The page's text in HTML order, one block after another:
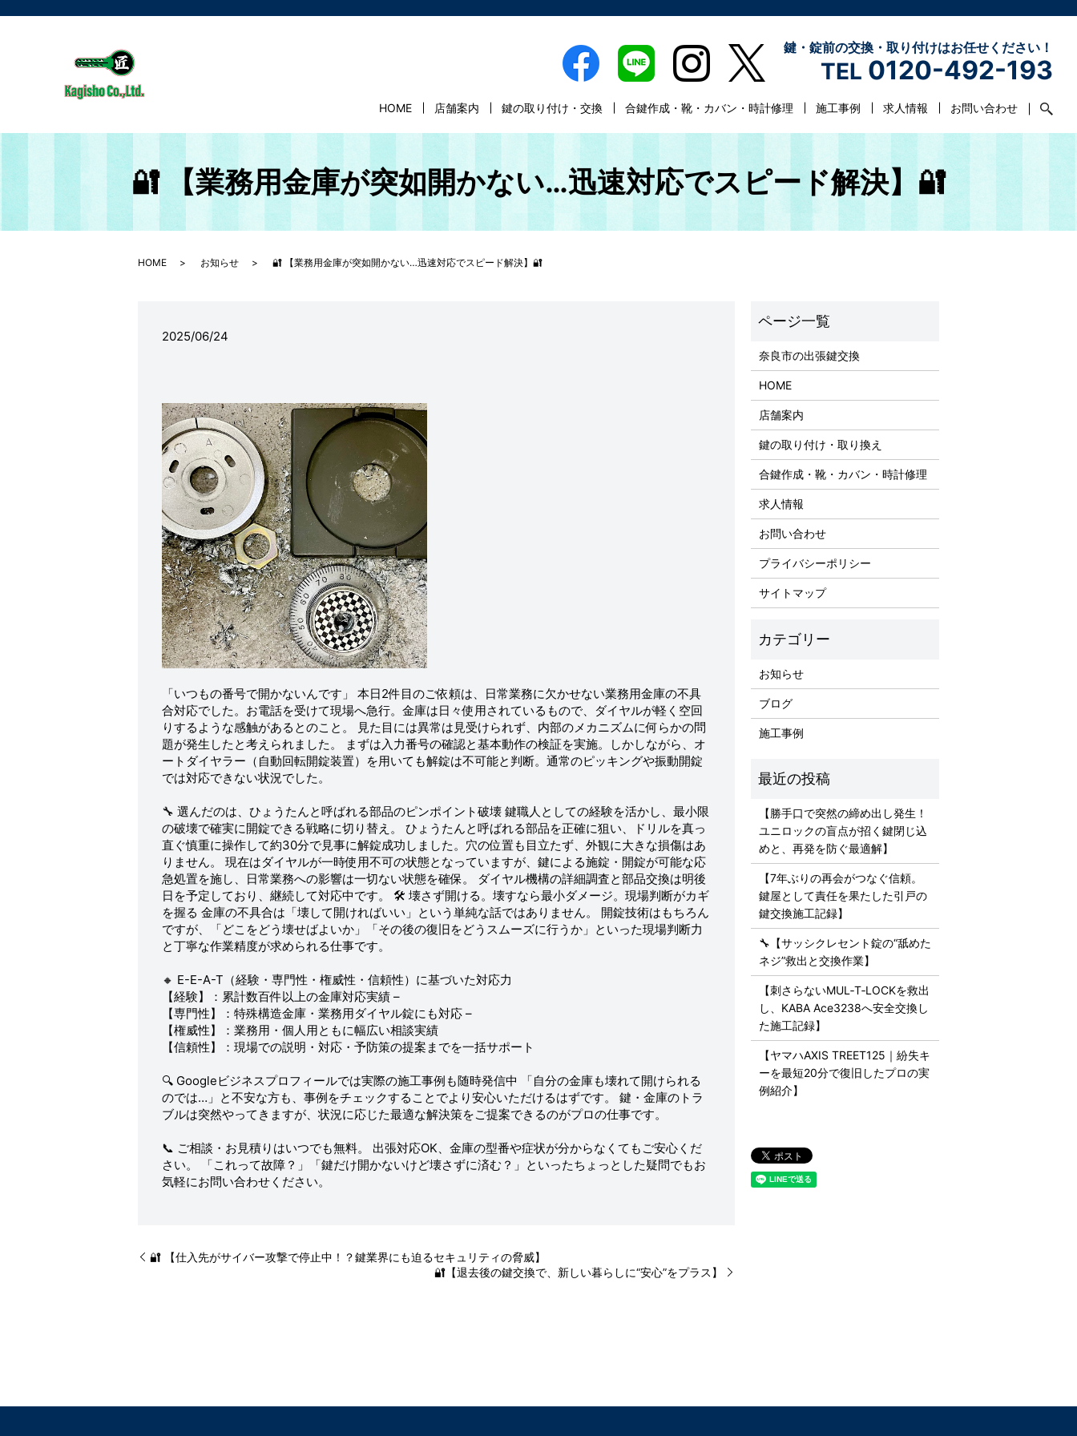
鍵・錠前の交換・取り付けはお任せください！
TEL 0120-492-193
HOME 店舗案内 鍵の取り付け・交換 合鍵作成・靴・カバン・時計修理 施工事例 求人情報 お問い合わせ
🔐 【業務用金庫が突如開かない…迅速対応でスピード解決】🔐
HOME お知らせ 🔐 【業務用金庫が突如開かない…迅速対応でスピード解決】🔐
2025/06/24
「いつもの番号で開かないんです」 本日2件目のご依頼は、日常業務に欠かせない業務用金庫の不具
合対応でした。お電話を受けて現場へ急行。金庫は日々使用されているもので、ダイヤルが軽く空回
りするような感触があるとのこと。 見た目には異常は見受けられず、内部のメカニズムに何らかの問
題が発生したと考えられました。 まずは入力番号の確認と基本動作の検証を実施。しかしながら、オ
ートダイヤラー（自動回転開錠装置）を用いても解錠は不可能と判断。通常のピッキングや振動開錠
では対応できない状況でした。
🔧 選んだのは、ひょうたんと呼ばれる部品のピンポイント破壊 鍵職人としての経験を活かし、最小限
の破壊で確実に開錠できる戦略に切り替え。 ひょうたんと呼ばれる部品を正確に狙い、ドリルを真っ
直ぐ慎重に操作して約30分で見事に解錠成功しました。穴の位置も目立たず、外観に大きな損傷はあ
りません。 現在はダイヤルが一時使用不可の状態となっていますが、鍵による施錠・開錠が可能な応
急処置を施し、日常業務への影響は一切ない状態を確保。 ダイヤル機構の詳細調査と部品交換は明後
日を予定しており、継続して対応中です。 🛠 壊さず開ける。壊すなら最小ダメージ。現場判断がカギ
を握る 金庫の不具合は「壊して開ければいい」という単純な話ではありません。 開錠技術はもちろん
ですが、「どこをどう壊せばよいか」「その後の復旧をどうスムーズに行うか」といった現場判断力
と丁寧な作業精度が求められる仕事です。
🔸 E-E-A-T（経験・専門性・権威性・信頼性）に基づいた対応力
【経験】：累計数百件以上の金庫対応実績 –
【専門性】：特殊構造金庫・業務用ダイヤル錠にも対応 –
【権威性】：業務用・個人用ともに幅広い相談実績
【信頼性】：現場での説明・対応・予防策の提案までを一括サポート
🔍 Googleビジネスプロフィールでは実際の施工事例も随時発信中 「自分の金庫も壊れて開けられる
のでは…」と不安な方も、事例をチェックすることでより安心いただけるはずです。 鍵・金庫のトラ
ブルは突然やってきますが、状況に応じた最適な解決策をご提案できるのがプロの仕事です。
📞 ご相談・お見積りはいつでも無料。 出張対応OK、金庫の型番や症状が分からなくてもご安心くだ
さい。 「これって故障？」「鍵だけ開かないけど壊さずに済む？」といったちょっとした疑問でもお
気軽にお問い合わせください。
🔐 【仕入先がサイバー攻撃で停止中！？鍵業界にも迫るセキュリティの脅威】
🔐【退去後の鍵交換で、新しい暮らしに“安心”をプラス】
奈良市の出張鍵交換
HOME
店舗案内
鍵の取り付け・取り換え
合鍵作成・靴・カバン・時計修理
求人情報
お問い合わせ
プライバシーポリシー
サイトマップ
お知らせ
ブログ
施工事例
【勝手口で突然の締め出し発生！
ユニロックの盲点が招く鍵閉じ込
めと、再発を防ぐ最適解】
【7年ぶりの再会がつなぐ信頼。
鍵屋として責任を果たした引戸の
鍵交換施工記録】
🔧【サッシクレセント錠の“舐めた
ネジ”救出と交換作業】
【刺さらないMUL‑T‑LOCKを救出
し、KABA Ace3238へ安全交換し
た施工記録】
【ヤマハAXIS TREET125｜紛失キ
ーを最短20分で復旧したプロの実
例紹介】